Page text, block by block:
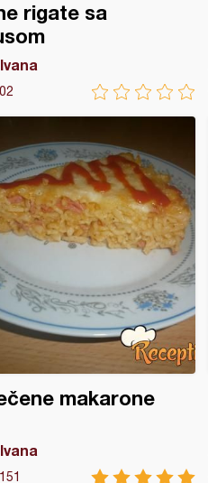
rigate sa
Ivana
makarone
Ivana